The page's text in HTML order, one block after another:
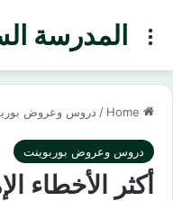
المدرسةMenu
/ دروس وعروض
دروس وعروض بوربوينت
أكثر الأخطاء